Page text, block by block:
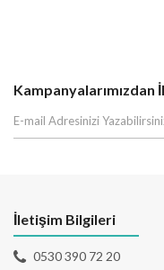
Kampanyalarımızdan
İletişim Bilgileri
0530 390 72 20